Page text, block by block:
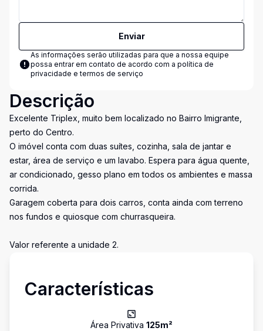
Enviar
As informações serão utilizadas para que a nossa equipe
possa entrar em contato de acordo com a política de
privacidade e termos de serviço
Descrição
Excelente Triplex, muito bem localizado no Bairro Imigrante,
perto do Centro.
O imóvel conta com duas suítes, cozinha, sala de jantar e
estar, área de serviço e um lavabo. Espera para água quente,
ar condicionado, gesso plano em todos os ambientes e massa
corrida.
Garagem coberta para dois carros, conta ainda com terreno
nos fundos e quiosque com churrasqueira.
Valor referente a unidade 2.
Características
Área Privativa 125m²